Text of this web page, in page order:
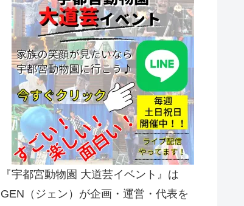
『宇都宮動物園 大道芸イベント』は
GEN（ジェン）が企画・運営・代表を